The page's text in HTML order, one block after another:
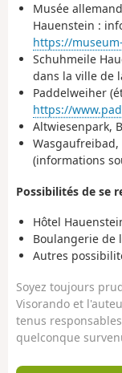
Musée
Hauenstein :
https://
Schuhmeile
dans la ville de
Paddelweiher
https://
Altwiesenpark,
Wasgaufreibad,
(informations
Possibilités de se
Hôtel
Boulangerie de
Autres
Soyez toujours
Visorando et
tenus
quelconque